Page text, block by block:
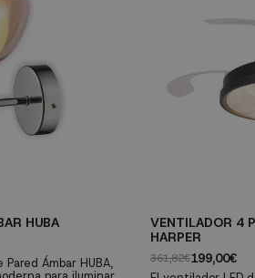
HUBA
Ámbar HUBA,
VENTILADOR 4
HARPER
361,82€199,00€